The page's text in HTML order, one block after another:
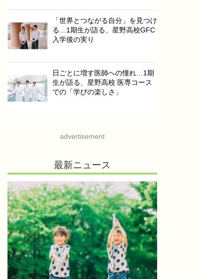
「世界とつながる自分」を見つけ
る…1期生が語る、星野高校GFC
入学後の実り
日ごとに増す医師への憧れ…1期
生が語る、星野高校 医専コース
での「学びの楽しさ」
advertisement
最新ニュース